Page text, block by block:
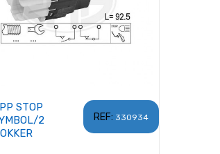
REF: 330934
STOP
2